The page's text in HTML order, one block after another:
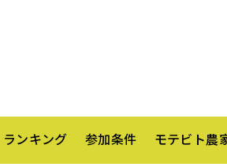
ランキング 参加条件 モテビト農